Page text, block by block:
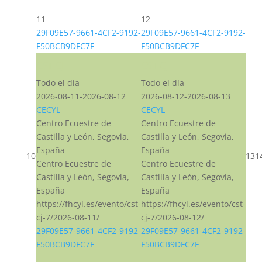
10
11
29F09E57-9661-4CF2-9192-
F50BCB9DFC7F
Todo el día
2026-08-11-2026-08-12
CECYL
Centro Ecuestre de
Castilla y León, Segovia,
España
Centro Ecuestre de
Castilla y León, Segovia,
España
https://fhcyl.es/evento/cst-
cj-7/2026-08-11/
29F09E57-9661-4CF2-9192-
F50BCB9DFC7F
12
29F09E57-9661-4CF2-9192-
F50BCB9DFC7F
Todo el día
2026-08-12-2026-08-13
CECYL
Centro Ecuestre de
Castilla y León, Segovia,
España
Centro Ecuestre de
Castilla y León, Segovia,
España
https://fhcyl.es/evento/cst-
cj-7/2026-08-12/
29F09E57-9661-4CF2-9192-
F50BCB9DFC7F
13